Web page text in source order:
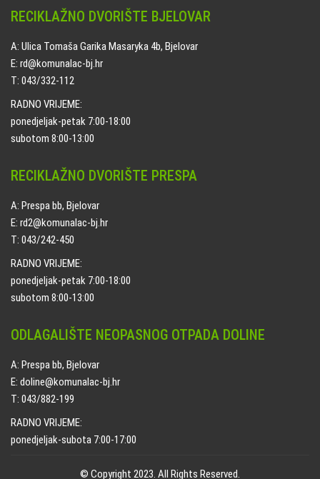
RECIKLAŽNO DVORIŠTE BJELOVAR
A: Ulica Tomaša Garika Masaryka 4b, Bjelovar
E: rd@komunalac-bj.hr
T: 043/332-112
RADNO VRIJEME:
ponedjeljak-petak 7:00-18:00
subotom 8:00-13:00
RECIKLAŽNO DVORIŠTE PRESPA
A: Prespa bb, Bjelovar
E: rd2@komunalac-bj.hr
T: 043/242-450
RADNO VRIJEME:
ponedjeljak-petak 7:00-18:00
subotom 8:00-13:00
ODLAGALIŠTE NEOPASNOG OTPADA DOLINE
A: Prespa bb, Bjelovar
E: doline@komunalac-bj.hr
T: 043/882-199
RADNO VRIJEME:
ponedjeljak-subota 7:00-17:00
© Copyright 2023. All Rights Reserved.